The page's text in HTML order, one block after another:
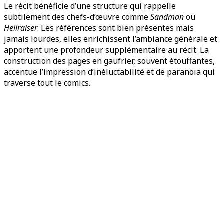
Le récit bénéficie d’une structure qui rappelle
subtilement des chefs-d’œuvre commeSandmanou
Hellraiser. Les références sont bien présentes mais
jamais lourdes, elles enrichissent l’ambiance générale et
apportent une profondeur supplémentaire au récit. La
construction des pages en gaufrier, souvent étouffantes,
accentue l’impression d’inéluctabilité et de paranoïa qui
traverse tout le comics.